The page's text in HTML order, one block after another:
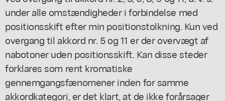
under alle omstændigheder i forbindelse med
positionsskift efter min positionstolkning. Kun ved
overgang til akkord nr. 5 og 11 er der overvægt af
nabotoner uden positionsskift. Kan disse steder
forklares som rent kromatiske
gennemgangsfænomener inden for samme
akkordkategori, er det klart, at de ikke forårsager